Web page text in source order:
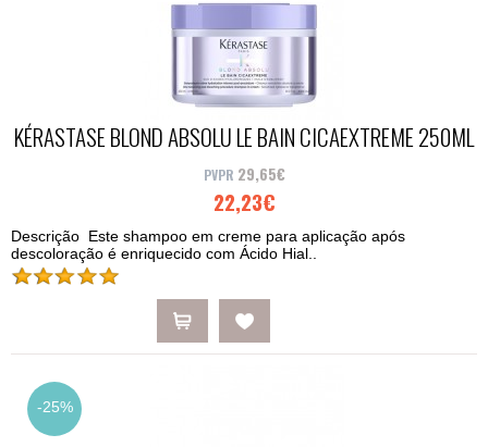
KÉRASTASE BLOND ABSOLU LE BAIN CICAEXTREME 250ML
29,65€
22,23€
Descrição Este shampoo em creme para aplicação após
descoloração é enriquecido com Ácido Hial..
-25%